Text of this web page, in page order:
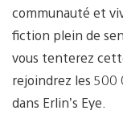
communauté et
fiction plein de
vous tenterez
rejoindrez les 500
dans Erlin’s Eye.